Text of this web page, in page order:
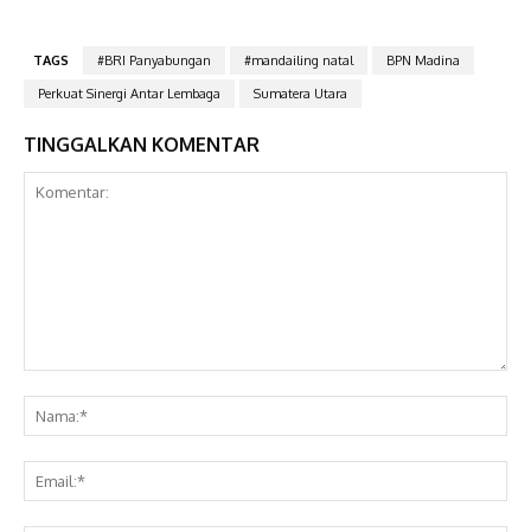
TAGS #BRI Panyabungan #mandailing natal
BPN Madina
Perkuat Sinergi Antar Lembaga
Sumatera Utara
TINGGALKAN KOMENTAR